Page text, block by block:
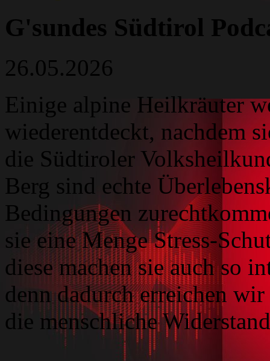
G'sundes Südtirol
26.05.2026
Einige alpine Heilkräuter
wiederentdeckt, nachdem
die Südtiroler
Berg sind echte
Bedingungen
sie eine Menge Stress-
diese machen sie auch so
denn dadurch erreichen
die menschliche